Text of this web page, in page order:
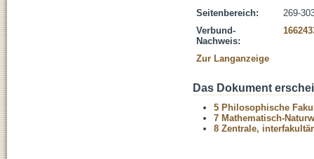
Seitenbereich:
269-
Verbund-
Nachweis:
Zur Langanzeige
Das Dokument
5 Philosophische
7 Mathematisch-
8 Zentrale,